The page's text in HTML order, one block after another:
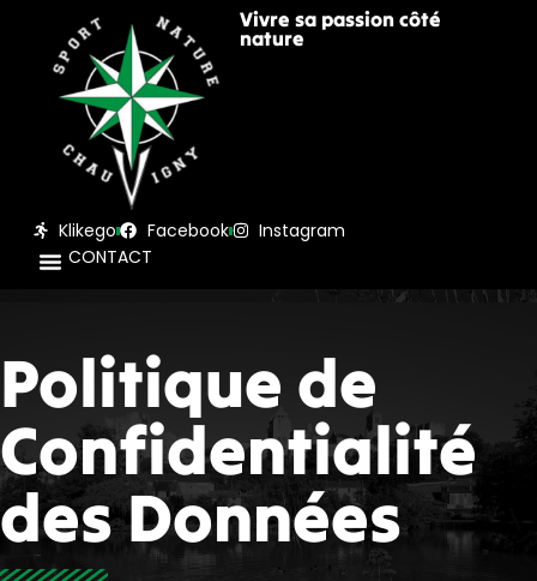
Vivre sa passion côté
nature
Klikego Facebook
Instagram
CONTACT
Politique de
Confidentialité
des Données